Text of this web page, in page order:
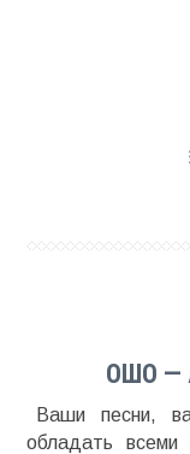
ОШО —
Ваши песни,
обладать всеми